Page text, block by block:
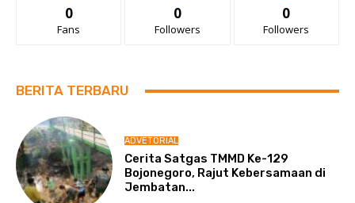
0
Fans
0
Followers
0
Followers
BERITA TERBARU
ADVETORIAL
Cerita Satgas TMMD Ke-129
Bojonegoro, Rajut Kebersamaan di
Jembatan...